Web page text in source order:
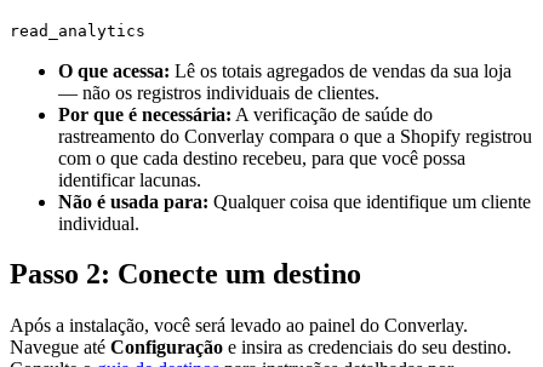
read_analytics
O que acessa: Lê os totais agregados de vendas da sua loja
— não os registros individuais de clientes.
Por que é necessária: A verificação de saúde do
rastreamento do Converlay compara o que a Shopify registrou
com o que cada destino recebeu, para que você possa
identificar lacunas.
Não é usada para: Qualquer coisa que identifique um cliente
individual.
Passo 2: Conecte um destino
Após a instalação, você será levado ao painel do Converlay.
Navegue até Configuração e insira as credenciais do seu destino.